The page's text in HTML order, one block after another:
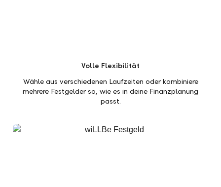
Volle Flexibilität
Wähle aus verschiedenen Laufzeiten oder kombiniere
mehrere Festgelder so, wie es in deine Finanzplanung
passt.